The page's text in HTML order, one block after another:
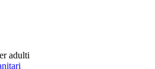
adulti